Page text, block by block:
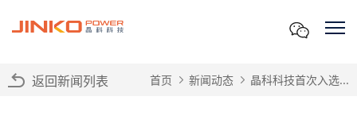
返回新闻列表 首页 新闻动态 晶科科技首次入选...